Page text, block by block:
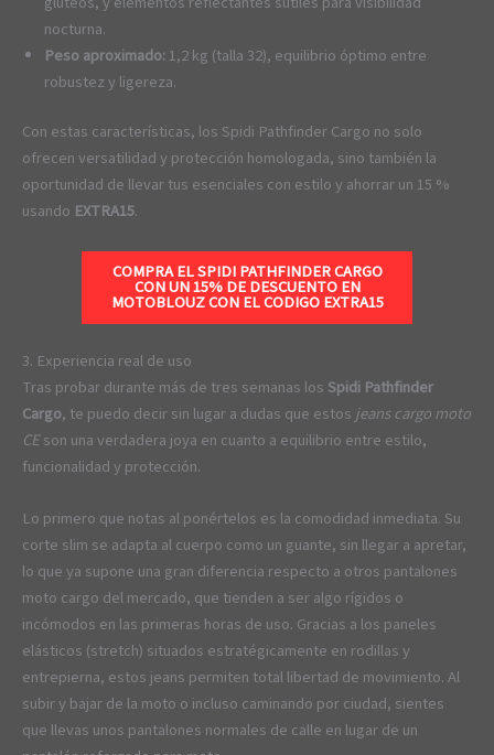
nocturna.
Peso aproximado:1,2 kg (talla 32), equilibrio óptimo entre
robustez y ligereza.
Con estas características, los Spidi Pathfinder Cargo no solo
ofrecen versatilidad y protección homologada, sino también la
oportunidad de llevar tus esenciales con estilo y ahorrar un 15 %
usando EXTRA15.
COMPRA EL SPIDI PATHFINDER CARGO
CON UN 15% DE DESCUENTO EN
MOTOBLOUZ CON EL CODIGOEXTRA15
3. Experiencia real de uso
Tras probar durante más de tres semanas losSpidi Pathfinder
Cargo, te puedo decir sin lugar a dudas que estos jeans cargo moto
CEson una verdadera joya en cuanto a equilibrio entre estilo,
funcionalidad y protección.
Lo primero que notas al ponértelos es la comodidad inmediata. Su
corte slim se adapta al cuerpo como un guante, sin llegar a apretar,
lo que ya supone una gran diferencia respecto a otros pantalones
moto cargo del mercado, que tienden a ser algo rígidos o
incómodos en las primeras horas de uso. Gracias a los paneles
elásticos (stretch) situados estratégicamente en rodillas y
entrepierna, estos jeans permiten total libertad de movimiento. Al
subir y bajar de la moto o incluso caminando por ciudad, sientes
que llevas unos pantalones normales de calle en lugar de un